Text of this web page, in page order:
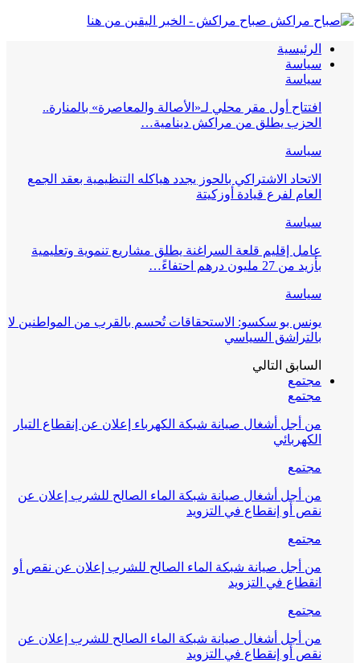
صباح مراكش - الخبر اليقين من هنا
الرئيسية
سياسة
سياسة
افتتاح أول مقر محلي لـ«الأصالة والمعاصرة» بالمنارة..
الحزب يطلق من مراكش دينامية…
سياسة
الاتحاد الاشتراكي بالحوز يجدد هياكله التنظيمية بعقد الجمع
العام لفرع قيادة أوزكيتة
سياسة
عامل إقليم قلعة السراغنة يطلق مشاريع تنموية وتعليمية
بأزيد من 27 مليون درهم احتفاءً…
سياسة
يونس بو سكسو: الاستحقاقات تُحسم بالقرب من المواطنين لا
بالتراشق السياسي
السابق التالي
مجتمع
مجتمع
من أجل أشغال صيانة شبكة الكهرباء إعلان عن إنقطاع التيار
الكهربائي
مجتمع
من أجل أشغال صيانة شبكة الماء الصالح للشرب إعلان عن
نقص أو إنقطاع في التزويد
مجتمع
من أجل صيانة شبكة الماء الصالح للشرب إعلان عن نقص أو
انقطاع في التزويد
مجتمع
من أجل أشغال صيانة شبكة الماء الصالح للشرب إعلان عن
نقص أو إنقطاع في التزويد